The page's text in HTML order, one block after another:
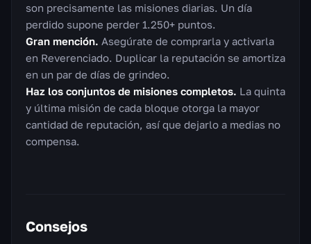
son precisamente las misiones diarias. Un día
perdido supone perder 1.250+ puntos.
Gran mención. Asegúrate de comprarla y activarla
en Reverenciado. Duplicar la reputación se amortiza
en un par de días de grindeo.
Haz los conjuntos de misiones completos. La quinta
y última misión de cada bloque otorga la mayor
cantidad de reputación, así que dejarlo a medias no
compensa.
Consejos